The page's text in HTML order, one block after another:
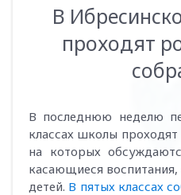
В
проходят
В последнюю неделю
классах школы
на которых
касающиеся воспитания,
детей. В пятых классах